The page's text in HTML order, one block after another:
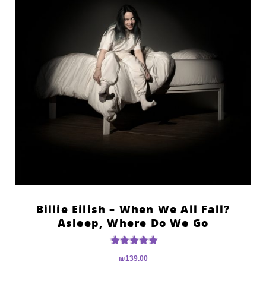
?Billie Eilish – When We All Fall
Asleep, Where Do We Go
5.00
₪139.00